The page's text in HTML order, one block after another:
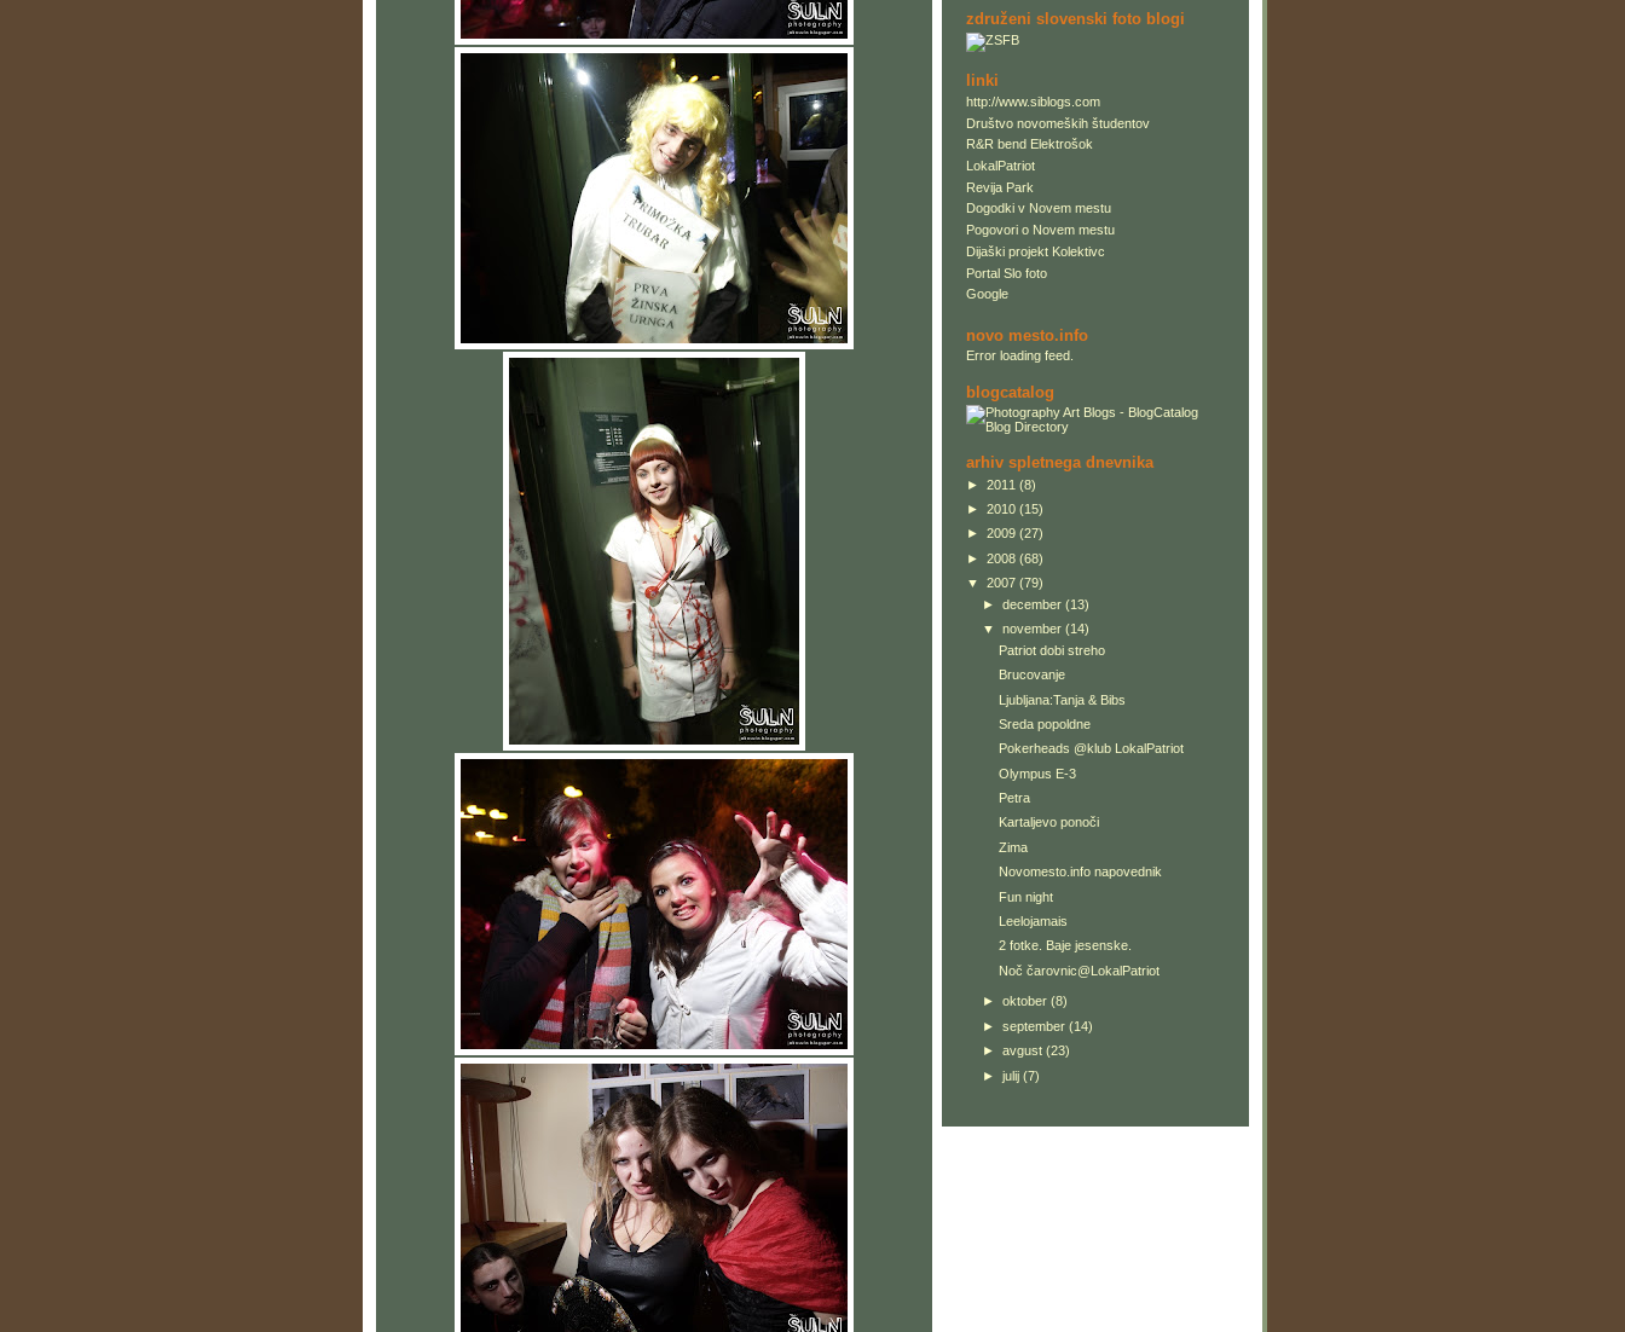
združeni slovenski foto blogi
linki
http://www.siblogs.com
Društvo novomeških študentov
R&R bend Elektrošok
LokalPatriot
Revija Park
Dogodki v Novem mestu
Pogovori o Novem mestu
Dijaški projekt Kolektivc
Portal Slo foto
Google
novo mesto.info
Error loading feed.
blogcatalog
arhiv spletnega dnevnika
► 2011 (8)
► 2010 (15)
► 2009 (27)
► 2008 (68)
▼ 2007 (79)
► december (13)
▼ november (14)
Patriot dobi streho
Brucovanje
Ljubljana:Tanja & Bibs
Sreda popoldne
Pokerheads @klub LokalPatriot
Olympus E-3
Petra
Kartaljevo ponoči
Zima
Novomesto.info napovednik
Fun night
Leelojamais
2 fotke. Baje jesenske.
Noč čarovnic@LokalPatriot
► oktober (8)
► september (14)
► avgust (23)
► julij (7)